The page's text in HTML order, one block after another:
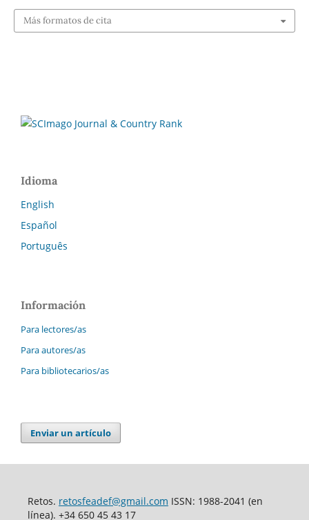
Más formatos de cita
Idioma
English
Español
Português
Información
Para lectores/as
Para autores/as
Para bibliotecarios/as
Enviar un artículo
Retos. retosfeadef@gmail.com ISSN: 1988-2041 (en
línea). +34 650 45 43 17